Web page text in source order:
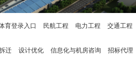
育登录入口 民航工程 电力工程 交通工程
迁 设计优化 信息化与机房咨询 招标代理